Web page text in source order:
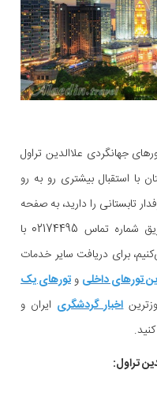
جهانگردی علاالدین تراول
با استقبال بیشتری رو به رو
تابستانی را دارید، به صفحه
مراجعه کنید یا از طریق شماره تماس 02174495 با
برای دریافت سایر خدمات
تورهای داخلی و تورهای یک
اخبار گردشگری ایران و
تراول: